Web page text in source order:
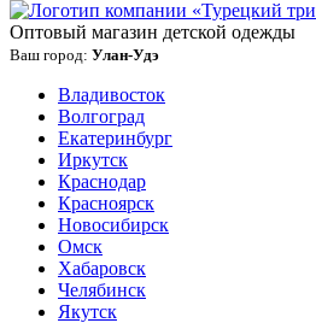
Оптовый магазин детской одежды
Ваш город: Улан-Удэ
Владивосток
Волгоград
Екатеринбург
Иркутск
Краснодар
Красноярск
Новосибирск
Омск
Хабаровск
Челябинск
Якутск